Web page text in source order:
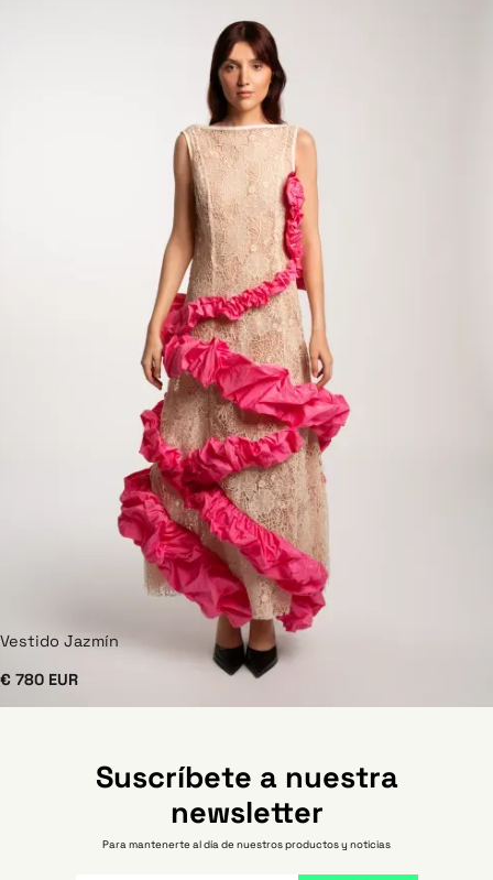
Vestido Jazmín
€ 780 EUR
Suscríbete a nuestra
newsletter
Para mantenerte al día de nuestros productos y noticias